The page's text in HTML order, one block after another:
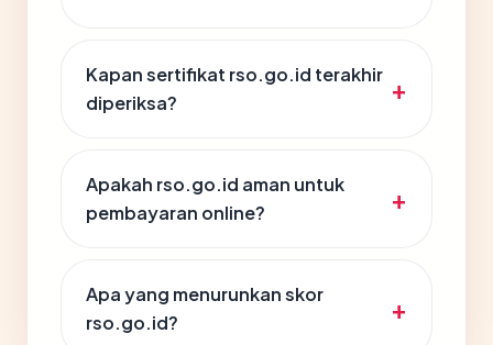
Kapan sertifikat rso.go.id terakhir
diperiksa?
Apakah rso.go.id aman untuk
pembayaran online?
Apa yang menurunkan skor
rso.go.id?